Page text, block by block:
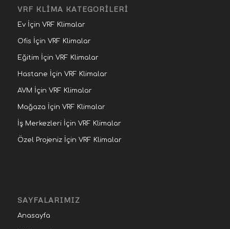
VRF KLİMA KATEGORİLERİ
Ev İçin VRF Klimalar
Ofis İçin VRF Klimalar
Eğitim İçin VRF Klimalar
Hastane İçin VRF Klimalar
AVM İçin VRF Klimalar
Mağaza İçin VRF Klimalar
İş Merkezleri İçin VRF Klimalar
Özel Projeniz İçin VRF Klimalar
SAYFALARIMIZ
Anasayfa